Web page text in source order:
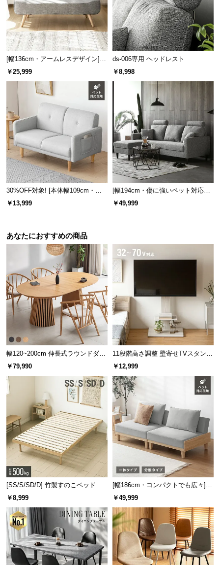
サ
ー
ビ
ス
に
つ
い
て
入
経
路
に
つ
い
て
キ
ャ
ル
つ
い
保
証
に
会
員
規
に
つ
い
て
客
[幅136cm・アームレスデザイン]
北欧風 2人掛けソファ
￥25,999
ds-006専用 ヘッドレスト
￥8,998
30%OFF対象! [本体幅109cm・傷
に強いペット対応生地] 2人掛け コ
￥13,999
[幅194cm・傷に強いペット対応生
地も] 3人掛けカウチソファ ヘッド
￥49,999
あなたにおすすめの商品
幅120~200cm 伸長式ラウンドダイ
ニングテーブル 6人掛け 天然木突
￥79,990
11段階高さ調整 壁寄せTVスタンド
キャスター付き 上下左右角度調節
￥12,999
[SS/S/SD/D] 竹製すのこベッド
￥8,999
[幅186cm・コンパクトでも広々] 3
人掛けソファベッド リクライニン
￥49,999